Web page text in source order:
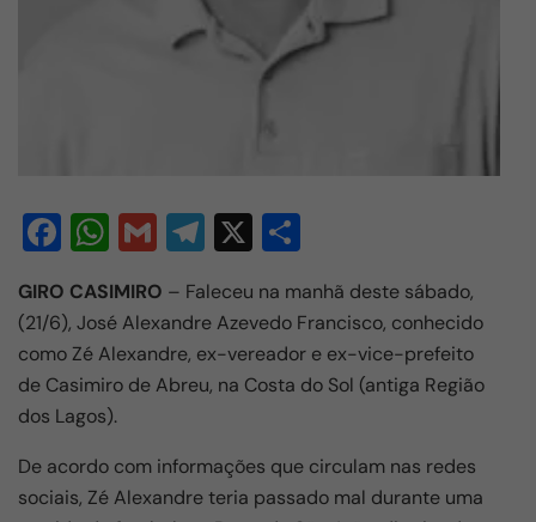
F
a
c
e
b
o
o
k
W
at
s
A
p
p
G
ail
T
el
e
gr
a
X
ar
e
GIRO CASIMIRO – Faleceu na manhã deste sábado,
(21/6), José Alexandre Azevedo Francisco, conhecido
como Zé Alexandre, ex-vereador e ex-vice-prefeito
de Casimiro de Abreu, na Costa do Sol (antiga Região
dos Lagos).
De acordo com informações que circulam nas redes
sociais, Zé Alexandre teria passado mal durante uma